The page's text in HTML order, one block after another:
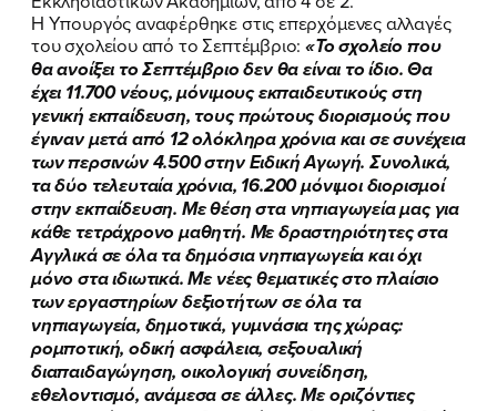
FB IN TW YT LN VB TIKTOK
Η Υπουργός αναφέρθηκε στις επερχόμενες αλλαγές
του σχολείου από το Σεπτέμβριο:«Το σχολείο που
θα ανοίξει το Σεπτέμβριο δεν θα είναι το ίδιο. Θα
έχει 11.700 νέους, μόνιμους εκπαιδευτικούς στη
γενική εκπαίδευση, τους πρώτους διορισμούς που
έγιναν μετά από 12 ολόκληρα χρόνια και σε συνέχεια
των περσινών 4.500 στην Ειδική Αγωγή. Συνολικά,
τα δύο τελευταία χρόνια, 16.200 μόνιμοι διορισμοί
στην εκπαίδευση. Με θέση στα νηπιαγωγεία μας για
κάθε τετράχρονο μαθητή. Με δραστηριότητες στα
Αγγλικά σε όλα τα δημόσια νηπιαγωγεία και όχι
μόνο στα ιδιωτικά. Με νέες θεματικές στο πλαίσιο
των εργαστηρίων δεξιοτήτων σε όλα τα
νηπιαγωγεία, δημοτικά, γυμνάσια της χώρας:
ρομποτική, οδική ασφάλεια, σεξουαλική
διαπαιδαγώγηση, οικολογική συνείδηση,
εθελοντισμό, ανάμεσα σε άλλες. Με οριζόντιες